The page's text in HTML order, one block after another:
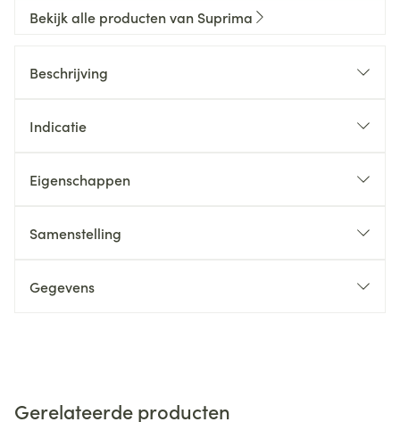
Bekijk alle producten van Suprima
Beschrijving
Indicatie
Eigenschappen
Samenstelling
Gegevens
Gerelateerde producten